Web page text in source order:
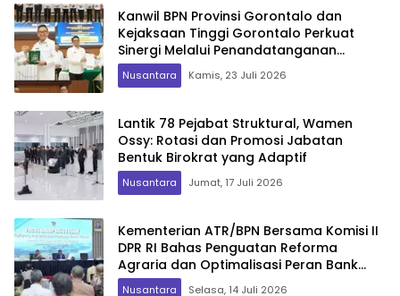
Kanwil BPN Provinsi Gorontalo dan
Kejaksaan Tinggi Gorontalo Perkuat
Sinergi Melalui Penandatanganan
Perjanjian Kerja Sama
Nusantara Kamis, 23 Juli 2026
Lantik 78 Pejabat Struktural, Wamen
Ossy: Rotasi dan Promosi Jabatan
Bentuk Birokrat yang Adaptif
Nusantara Jumat, 17 Juli 2026
Kementerian ATR/BPN Bersama Komisi II
DPR RI Bahas Penguatan Reforma
Agraria dan Optimalisasi Peran Bank
Tanah
Nusantara Selasa, 14 Juli 2026